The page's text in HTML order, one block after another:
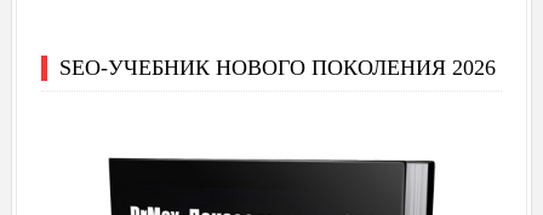
SEO-УЧЕБНИК НОВОГО ПОКОЛЕНИЯ 2026